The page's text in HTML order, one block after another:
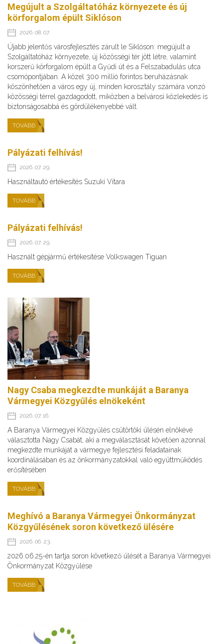
Megújult a Szolgáltatóház környezete és új
körforgalom épült Siklóson
2026. 08. 07.
Újabb jelentős városfejlesztés zárult le Siklóson: megújult a
Szolgáltatóház környezete, új közösségi tér jött létre, valamint
korszerű körforgalom épült a Gyűdi út és a Felszabadulás utca
csomópontjában. A közel 300 millió forintos beruházásnak
köszönhetően a város egy új, minden korosztály számára vonzó
közösségi térrel gazdagodott, miközben a belvárosi közlekedés is
biztonságosabbá és gördülékenyebbé vált.
TOVÁBB
Pályázati felhívás!
2026. 07. 29.
Használtautó értékesítés Suzuki Vitara
TOVÁBB
Pályázati felhívás!
2026. 07. 29.
Használt gépjármű értékesítése Volkswagen Tiguan
TOVÁBB
Nagy Csaba megkezdte munkáját a Baranya
Vármegyei Közgyűlés elnökeként
2026. 07. 16.
A Baranya Vármegyei Közgyűlés csütörtöki ülésén elnökévé
választotta Nagy Csabát, aki a megválasztását követően azonnal
megkezdte munkáját a vármegye fejlesztési feladatainak
koordinálásában és az önkormányzatokkal való együttműködés
erősítésében
TOVÁBB
Meghívó a Baranya Vármegyei Önkormányzat
Közgyűlésének soron következő ülésére
2026. 06. 23.
2026.06.25-én tartja soron következő ülését a Baranya Vármegyei
Önkormányzat Közgyűlése
TOVÁBB